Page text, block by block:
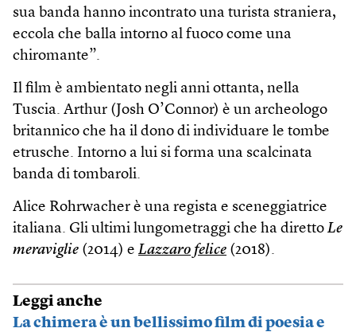
sua banda hanno incontrato una turista straniera,
eccola che balla intorno al fuoco come una
chiromante”.
Il film è ambientato negli anni ottanta, nella
Tuscia. Arthur (Josh O’Connor) è un archeologo
britannico che ha il dono di individuare le tombe
etrusche. Intorno a lui si forma una scalcinata
banda di tombaroli.
Alice Rohrwacher è una regista e sceneggiatrice
italiana. Gli ultimi lungometraggi che ha diretto Le
meraviglie (2014) e Lazzaro felice (2018).
Leggi anche
La chimera è un bellissimo film di poesia e